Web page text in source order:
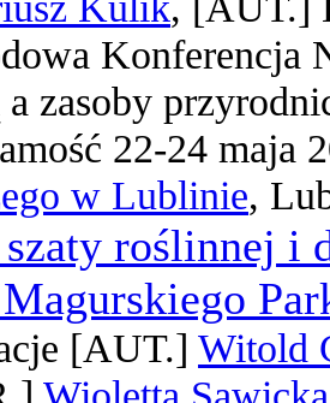
Konferencja
a zasoby
22-24 maja
w Lublinie,
roślinnej i
[AUT.] Witold